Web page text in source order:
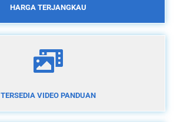
HARGA TERJANGKAU
TERSEDIA VIDEO PANDUAN